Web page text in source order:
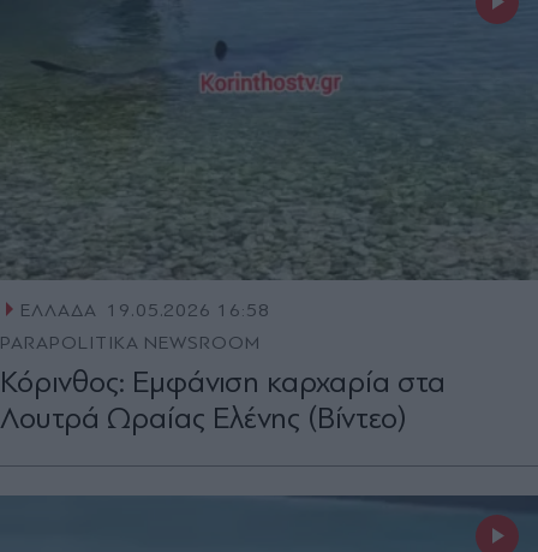
ΕΛΛΑΔΑ
19.05.2026 16:58
PARAPOLITIKA NEWSROOM
Κόρινθος: Εμφάνιση καρχαρία στα
Λουτρά Ωραίας Ελένης (Βίντεο)